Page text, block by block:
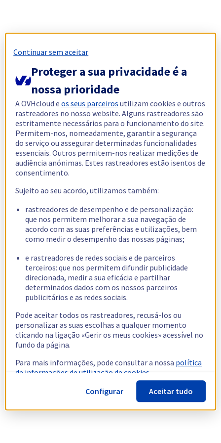
Continuar sem aceitar
Proteger a sua privacidade é a
nossa prioridade
A OVHcloud eos seus parceiros utilizam cookies e outros
rastreadores no nosso website. Alguns rastreadores são
estritamente necessários para o funcionamento do site.
Permitem-nos, nomeadamente, garantir a segurança
do serviço ou assegurar determinadas funcionalidades
essenciais. Outros permitem-nos realizar medições de
audiência anónimas. Estes rastreadores estão isentos de
consentimento.
Sujeito ao seu acordo, utilizamos também:
rastreadores de desempenho e de personalização:
que nos permitem melhorar a sua navegação de
acordo com as suas preferências e utilizações, bem
como medir o desempenho das nossas páginas;
e rastreadores de redes sociais e de parceiros
terceiros: que nos permitem difundir publicidade
direcionada, medir a sua eficácia e partilhar
determinados dados com os nossos parceiros
publicitários e as redes sociais.
Pode aceitar todos os rastreadores, recusá-los ou
personalizar as suas escolhas a qualquer momento
clicando na ligação «Gerir os meus cookies» acessível no
fundo da página.
Para mais informações, pode consultar a nossa política
de informações de utilização de cookies.
Configurar
Aceitar tudo